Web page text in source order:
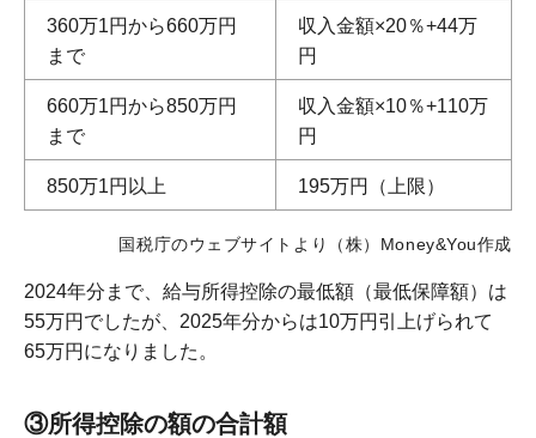
360万1円から660万円
まで
収入金額×20％+44万
円
660万1円から850万円
まで
収入金額×10％+110万
円
850万1円以上 195万円（上限）
国税庁のウェブサイトより（株）Money&You作成
2024年分まで、給与所得控除の最低額（最低保障額）は
55万円でしたが、2025年分からは10万円引上げられて
65万円になりました。
③所得控除の額の合計額